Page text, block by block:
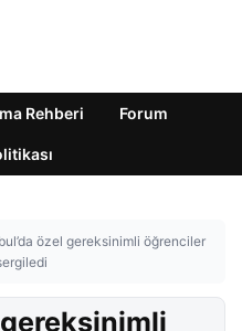
Rehberi Forum
özel gereksinimli öğrenciler